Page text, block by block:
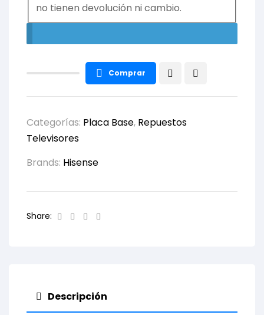
no tienen devolución ni cambio.
Comprar
Categorías: Placa Base, Repuestos
Televisores
Brands: Hisense
Share: Facebook
TwitterLinkedin
Descripción